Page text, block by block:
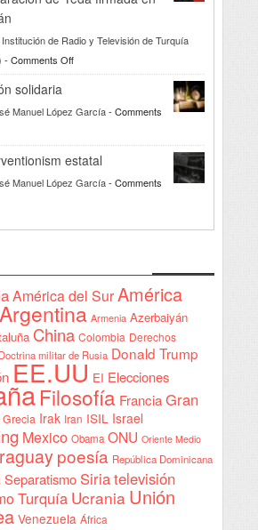
Institución de Radio y Televisión de Turquía
- Comments Offon
Türkiye
la
a
Yeda
en
Sudán
solidaria
Manuel López García- Comments
estatal
Manuel López García- Comments
América del SurAmérica
Argentina Armenia Azerbaiyán
China Colombia Derechos
Doctrina militar de Rusia Donald Trump
EE.UU EI Elecciones
Filosofía Francia Gran
Grecia Irak Iran ISIL Israel
Mexico Obama ONU Oriente Medio
poesía República Dominicana
Separatismo Siriatelevisión
Turquía Ucrania Unión
Venezuela África